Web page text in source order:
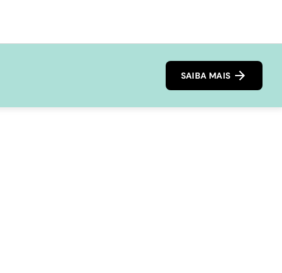
SAIBA MAIS